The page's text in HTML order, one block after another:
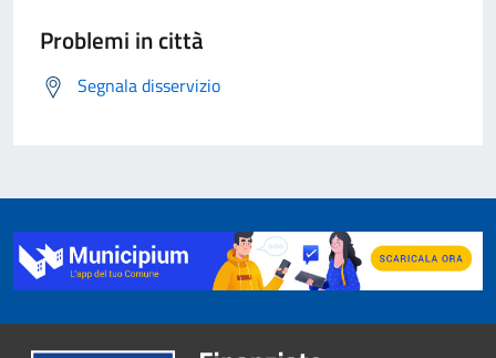
Problemi in città
Segnala disservizio